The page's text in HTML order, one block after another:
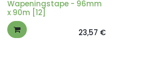
Wapeningstape - 96mm
x 90m [12]
23,57 €